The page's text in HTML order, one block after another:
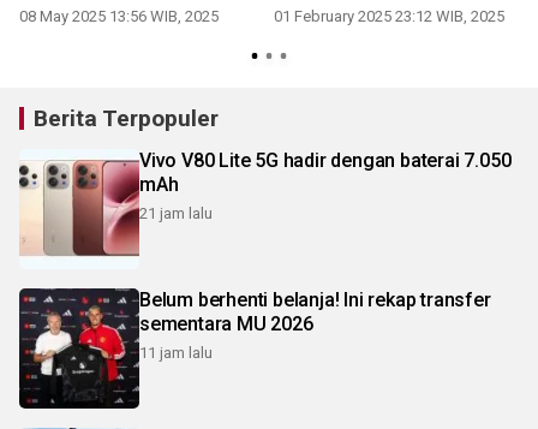
08 May 2025 13:56 WIB, 2025 01 February 2025 23:12 WIB, 2025
Berita Terpopuler
Vivo V80 Lite 5G hadir dengan baterai 7.050
mAh
21 jam lalu
Belum berhenti belanja! Ini rekap transfer
sementara MU 2026
11 jam lalu